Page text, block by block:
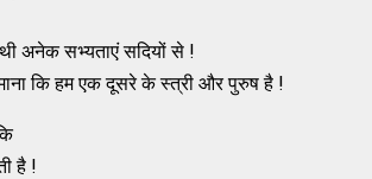
थी अनेक सभ्यताएं सदियों से !
कि हम एक दूसरे के स्त्री और पुरुष है !
है !